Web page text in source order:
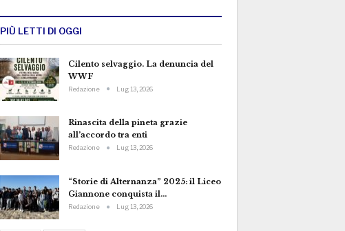
PIÙ LETTI DI OGGI
Cilento selvaggio. La denuncia del
WWF
Redazione Lug 13, 2026
Rinascita della pineta grazie
all’accordo tra enti
Redazione Lug 13, 2026
“Storie di Alternanza” 2025: il Liceo
Giannone conquista il…
Redazione Lug 13, 2026